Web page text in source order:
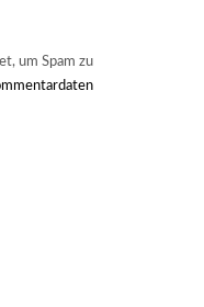
um Spam zu